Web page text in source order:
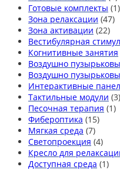
Готовые комплекты (1)
Зона релаксации (47)
Зона активации (22)
Вестибулярная
Когнитивные занятия
Воздушно
Воздушно
Интерактивные
Тактильные модули (3)
Песочная терапия (1)
Фибероптика (15)
Мягкая среда (7)
Светопроекция (4)
Кресло для
Доступная среда (1)